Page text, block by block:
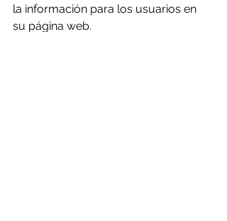
la información para los usuarios en
su página web.